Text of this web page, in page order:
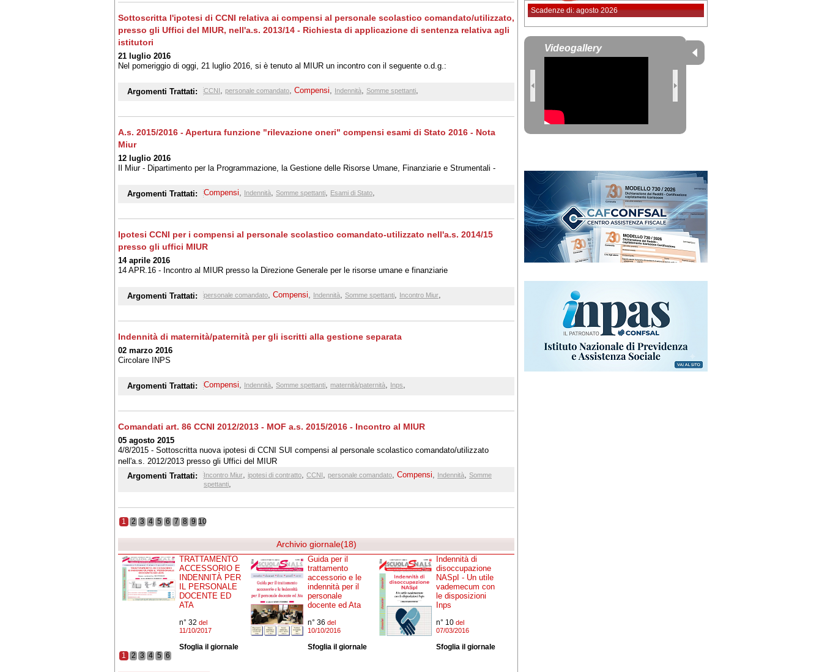
Sottoscritta l'ipotesi di CCNI relativa ai compensi al personale scolastico comandato/utilizzato,
presso gli Uffici del MIUR, nell'a.s. 2013/14 - Richiesta di applicazione di sentenza relativa agli
istitutori
21 luglio 2016
Nel pomeriggio di oggi, 21 luglio 2016, si è tenuto al MIUR un incontro con il seguente o.d.g.:
Argomenti Trattati: CCNI, personale comandato, Compensi, Indennità, Somme spettanti,
A.s. 2015/2016 - Apertura funzione "rilevazione oneri" compensi esami di Stato 2016 - Nota
Miur
12 luglio 2016
Il Miur - Dipartimento per la Programmazione, la Gestione delle Risorse Umane, Finanziarie e Strumentali -
Argomenti Trattati: Compensi, Indennità, Somme spettanti, Esami di Stato,
Ipotesi CCNI per i compensi al personale scolastico comandato-utilizzato nell'a.s. 2014/15
presso gli uffici MIUR
14 aprile 2016
14 APR.16 - Incontro al MIUR presso la Direzione Generale per le risorse umane e finanziarie
Argomenti Trattati: personale comandato, Compensi, Indennità, Somme spettanti, Incontro Miur,
Indennità di maternità/paternità per gli iscritti alla gestione separata
02 marzo 2016
Circolare INPS
Argomenti Trattati: Compensi, Indennità, Somme spettanti, maternità/paternità, Inps,
Comandati art. 86 CCNI 2012/2013 - MOF a.s. 2015/2016 - Incontro al MIUR
05 agosto 2015
4/8/2015 - Sottoscritta nuova ipotesi di CCNI SUI compensi al personale scolastico comandato/utilizzato
nell'a.s. 2012/2013 presso gli Uffici del MIUR
Argomenti Trattati:
Incontro Miur, ipotesi di contratto, CCNI, personale comandato, Compensi, Indennità, Somme
spettanti,
1 2 3 4 5 6 7 8 9 10
Archivio giornale(18)
TRATTAMENTO
ACCESSORIO E
INDENNITÀ PER
IL PERSONALE
DOCENTE ED
ATA
n° 32 del
11/10/2017
Sfoglia il giornale
Guida per il
trattamento
accessorio e le
indennità per il
personale
docente ed Ata
n° 36 del
10/10/2016
Sfoglia il giornale
Indennità di
disoccupazione
NASpI - Un utile
vademecum con
le disposizioni
Inps
n° 10 del
07/03/2016
Sfoglia il giornale
1
2 3 4 5 6
Scadenze di: agosto 2026
Videogallery